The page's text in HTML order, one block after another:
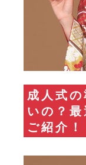
成人式
いの？
ご紹介！